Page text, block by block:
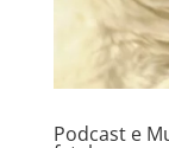
Podcast e